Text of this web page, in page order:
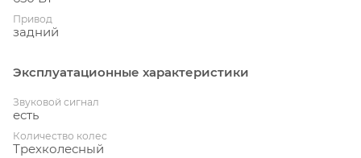
Привод
задний
Эксплуатационные характеристики
Звуковой сигнал
есть
Количество колес
Трехколесный